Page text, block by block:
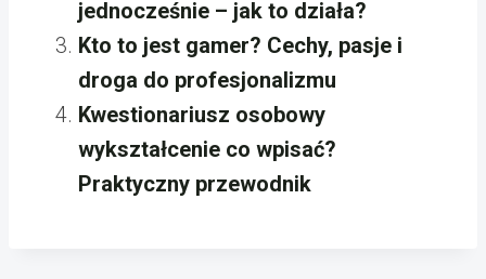
jednocześnie – jak to działa?
Kto to jest gamer? Cechy, pasje i
droga do profesjonalizmu
Kwestionariusz osobowy
wykształcenie co wpisać?
Praktyczny przewodnik